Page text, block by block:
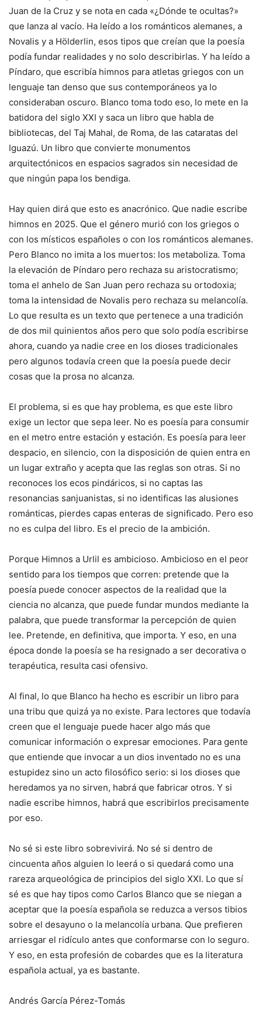
Juan de la Cruz y se nota en cada «¿Dónde te ocultas?»
que lanza al vacío. Ha leído a los románticos alemanes, a
Novalis y a Hölderlin, esos tipos que creían que la poesía
podía fundar realidades y no solo describirlas. Y ha leído a
Píndaro, que escribía himnos para atletas griegos con un
lenguaje tan denso que sus contemporáneos ya lo
consideraban oscuro. Blanco toma todo eso, lo mete en la
batidora del siglo XXI y saca un libro que habla de
bibliotecas, del Taj Mahal, de Roma, de las cataratas del
Iguazú. Un libro que convierte monumentos
arquitectónicos en espacios sagrados sin necesidad de
que ningún papa los bendiga.
Hay quien dirá que esto es anacrónico. Que nadie escribe
himnos en 2025. Que el género murió con los griegos o
con los místicos españoles o con los románticos alemanes.
Pero Blanco no imita a los muertos: los metaboliza. Toma
la elevación de Píndaro pero rechaza su aristocratismo;
toma el anhelo de San Juan pero rechaza su ortodoxia;
toma la intensidad de Novalis pero rechaza su melancolía.
Lo que resulta es un texto que pertenece a una tradición
de dos mil quinientos años pero que solo podía escribirse
ahora, cuando ya nadie cree en los dioses tradicionales
pero algunos todavía creen que la poesía puede decir
cosas que la prosa no alcanza.
El problema, si es que hay problema, es que este libro
exige un lector que sepa leer. No es poesía para consumir
en el metro entre estación y estación. Es poesía para leer
despacio, en silencio, con la disposición de quien entra en
un lugar extraño y acepta que las reglas son otras. Si no
reconoces los ecos pindáricos, si no captas las
resonancias sanjuanistas, si no identificas las alusiones
románticas, pierdes capas enteras de significado. Pero eso
no es culpa del libro. Es el precio de la ambición.
Porque Himnos a Urlil es ambicioso. Ambicioso en el peor
sentido para los tiempos que corren: pretende que la
poesía puede conocer aspectos de la realidad que la
ciencia no alcanza, que puede fundar mundos mediante la
palabra, que puede transformar la percepción de quien
lee. Pretende, en definitiva, que importa. Y eso, en una
época donde la poesía se ha resignado a ser decorativa o
terapéutica, resulta casi ofensivo.
Al final, lo que Blanco ha hecho es escribir un libro para
una tribu que quizá ya no existe. Para lectores que todavía
creen que el lenguaje puede hacer algo más que
comunicar información o expresar emociones. Para gente
que entiende que invocar a un dios inventado no es una
estupidez sino un acto filosófico serio: si los dioses que
heredamos ya no sirven, habrá que fabricar otros. Y si
nadie escribe himnos, habrá que escribirlos precisamente
por eso.
No sé si este libro sobrevivirá. No sé si dentro de
cincuenta años alguien lo leerá o si quedará como una
rareza arqueológica de principios del siglo XXI. Lo que sí
sé es que hay tipos como Carlos Blanco que se niegan a
aceptar que la poesía española se reduzca a versos tibios
sobre el desayuno o la melancolía urbana. Que prefieren
arriesgar el ridículo antes que conformarse con lo seguro.
Y eso, en esta profesión de cobardes que es la literatura
española actual, ya es bastante.
Andrés García Pérez-Tomás